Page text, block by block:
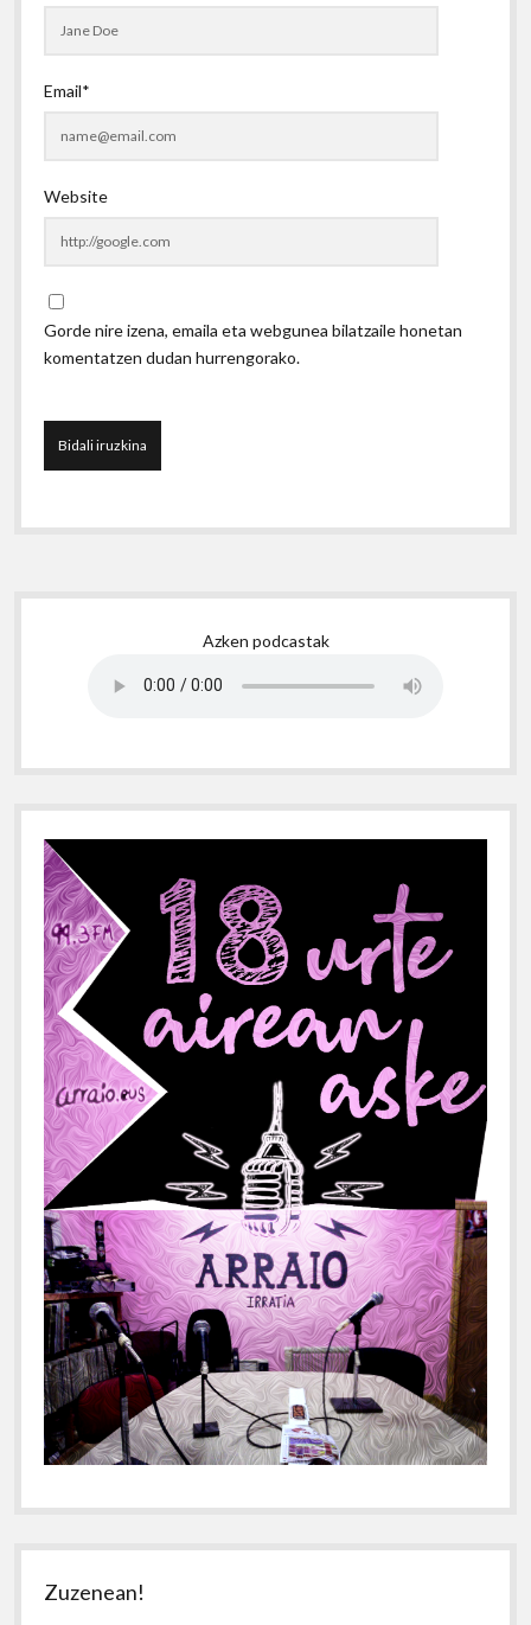
Email*
Website
Gorde nire izena, emaila eta webgunea bilatzaile honetan
komentatzen dudan hurrengorako.
Sidebar
Azken podcastak
Zuzenean!